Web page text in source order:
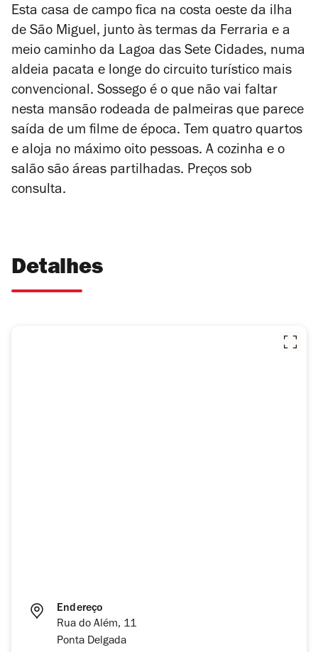
Esta casa de campo fica na costa oeste da ilha
de São Miguel, junto às termas da Ferraria e a
meio caminho da Lagoa das Sete Cidades, numa
aldeia pacata e longe do circuito turístico mais
convencional. Sossego é o que não vai faltar
nesta mansão rodeada de palmeiras que parece
saída de um filme de época. Tem quatro quartos
e aloja no máximo oito pessoas. A cozinha e o
salão são áreas partilhadas. Preços sob
consulta.
Detalhes
Endereço
Rua do Além, 11
Ponta Delgada